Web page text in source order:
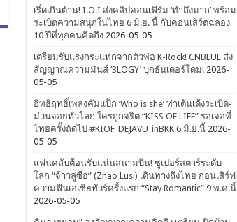
เริ่ดเกินต้าน! I.O.I ส่งคลิปคอนเฟิร์ม ‘ทำถึงมาก’ พร้อม
ระเบิดความสนุกในไทย 6 มิ.ย. นี้ กับคอนเสิร์ตฉลอง
10 ปีที่ทุกคนคิดถึง 2026-05-05
เตรียมรับแรงกระแทกจากตัวพ่อ K-Rock! CNBLUE ส่ง
สัญญาณความมันส์ ‘3LOGY’ บุกธันเดอร์โดม! 2026-
05-05
อิทธิฤทธิ์เพลงคัมแบ็ก ‘Who is she’ ท่าเต้นเด้งระเบิด-
ม่วนจอยทั่วโลก ใครถูกจริต “KISS OF LIFE” รอเจอที่
ไทยครั้งถัดไป #KIOF_DEJAVU_inBKK 6 มิ.ย.นี้ 2026-
05-05
แฟนคลับต้อนรับแน่นสนามบิน! ซูเปอร์สตาร์ระดับ
โลก “จ้าวลู่ซือ” (Zhao Lusi) เดินทางถึงไทย ก่อนเสิร์ฟ
ความฟินเอเชียทัวร์ครั้งแรก “Stay Romantic” 9 พ.ค.นี้
2026-05-05